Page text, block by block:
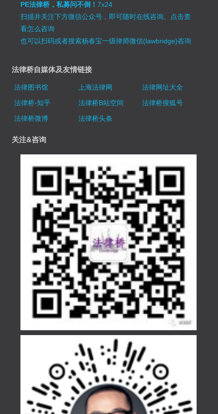
PE法律桥，私募问不倒！7x24
扫描并关注下方微信公众号，即可随时在线咨询。 点击查
看怎么咨询
也可以扫码或者搜索杨春宝一级律师微信(lawbridge)咨询
法律桥自媒体及友情链接
法律图书馆 上海法律网
法律网址大全
法律桥-知乎
法律桥B站空间
法律桥搜狐号
法律桥微博
法律桥头条
关注&咨询